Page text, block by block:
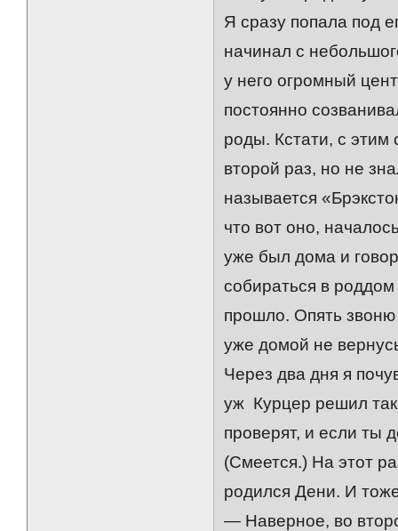
Я сразу попала под
начинал с
у него огромный
постоянно
роды. Кстати, с
второй раз, но не
называется
что вот оно,
уже был дома и
собираться в
прошло. Опять
уже домой не
Через два дня я
уж Курцер решил
проверят, и если ты
(Смеется.) На этот
родился Дени. И
— Наверное, во